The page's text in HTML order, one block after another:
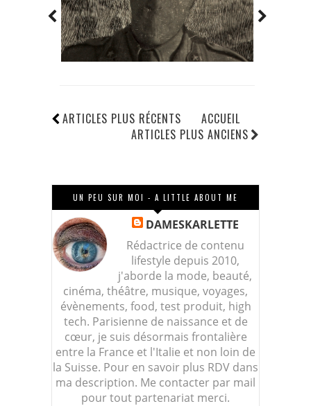
ARTICLES PLUS RÉCENTS
ARTICLES PLUS ANCIENS
ACCUEIL
UN PEU SUR MOI - A LITTLE ABOUT ME
DAMESKARLETTE
Rédactrice de contenu
lifestyle depuis 2010,
j'aborde la mode, beauté,
cinéma, théâtre, musique, voyages,
évènements, food, test produit, high
tech. Parisienne de naissance et de
cœur, je suis désormais frontalière
entre la France et l'Italie et non loin de
la Suisse. Pour en savoir plus RDV dans
ma description. Me contacter par mail
pour tout partenariat merci.